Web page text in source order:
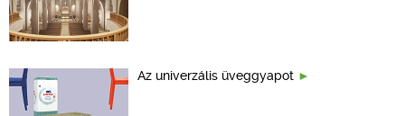
Az univerzális üveggyapot